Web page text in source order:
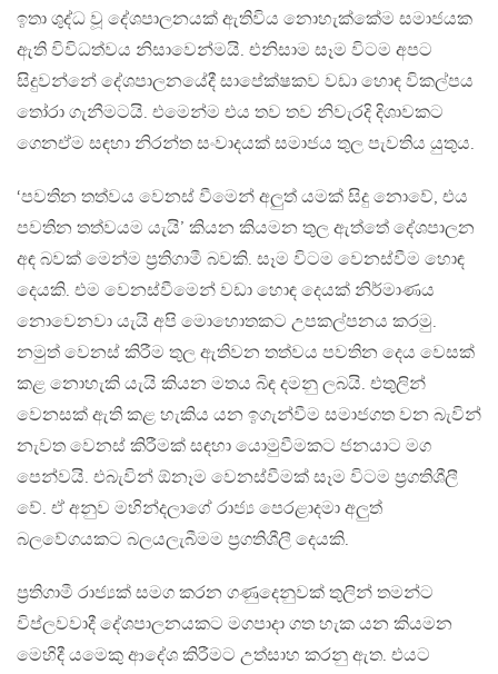
ඉතා ශුද්ධ වූ දේශපාලනයක් ඇතිවිය නොහැක්කේම සමාජයක
ඇති විවිධත්වය නිසාවෙන්මයි. එනිසාම සෑම විටම අපට
සිදුවන්නේ දේශපාලනයේදී සාපේක්ෂකව වඩා හොඳ විකල්පය
තෝරා ගැනීමටයි. එමෙන්ම එය තව තව නිවැරදි දිශාවකට
ගෙනඒම සඳහා නිරන්ත සංවාදයක් සමාජය තුල පැවතිය යුතුය.
‘පවතින තත්වය වෙනස් වීමෙන් අලුත් යමක් සිදු නොවේ, එය
පවතින තත්වයම යැයි’ කියන කියමන තුල ඇත්තේ දේශපාලන
අඳ බවක් මෙන්ම ප්‍රතිගාමී බවකි. සෑම විටම වෙනස්වීම හොඳ
දෙයකි. එම වෙනස්වීමෙන් වඩා හොඳ දෙයක් නිර්මාණය
නොවෙනවා යැයි අපි මොහොතකට උපකල්පනය කරමු.
නමුත් වෙනස් කිරීම තුල ඇතිවන තත්වය පවතින දෙය වෙසක්
කළ නොහැකි යැයි කියන මතය බිඳ දමනු ලබයි. එතුලින්
වෙනසක් ඇති කළ හැකිය යන ඉගැන්වීම සමාජගත වන බැවින්
නැවත වෙනස් කිරීමක් සඳහා යොමුවීමකට ජනයාට මග
පෙන්වයි. එබැවින් ඕනෑම වෙනස්වීමක් සෑම විටම ප්‍රගතිශීලී
වේ. ඒ අනුව මහින්දලාගේ රාජ්‍ය පෙරළාදමා අලුත්
බලවේගයකට බලයලැබීමම ප්‍රගතිශීලී දෙයකි.
ප්‍රතිගාමී රාජ්‍යක් සමග කරන ගණුදෙනුවක් තුලින් තමන්ට
විප්ලවවාදී දේශපාලනයකට මගපාදා ගත හැක යන කියමන
මෙහිදී යමෙකු ආදේශ කිරීමට උත්සාහ කරනු ඇත. එයට